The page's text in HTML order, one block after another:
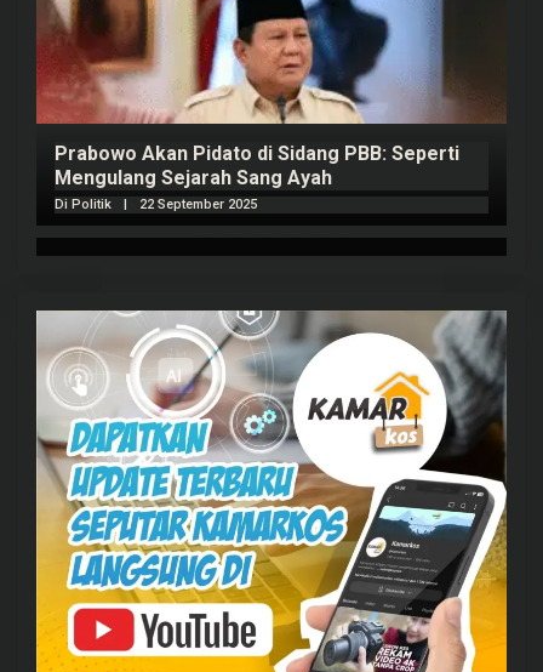
Prabowo Akan Pidato di Sidang PBB: Seperti
Mengulang Sejarah Sang Ayah
Di Politik 22 September 2025